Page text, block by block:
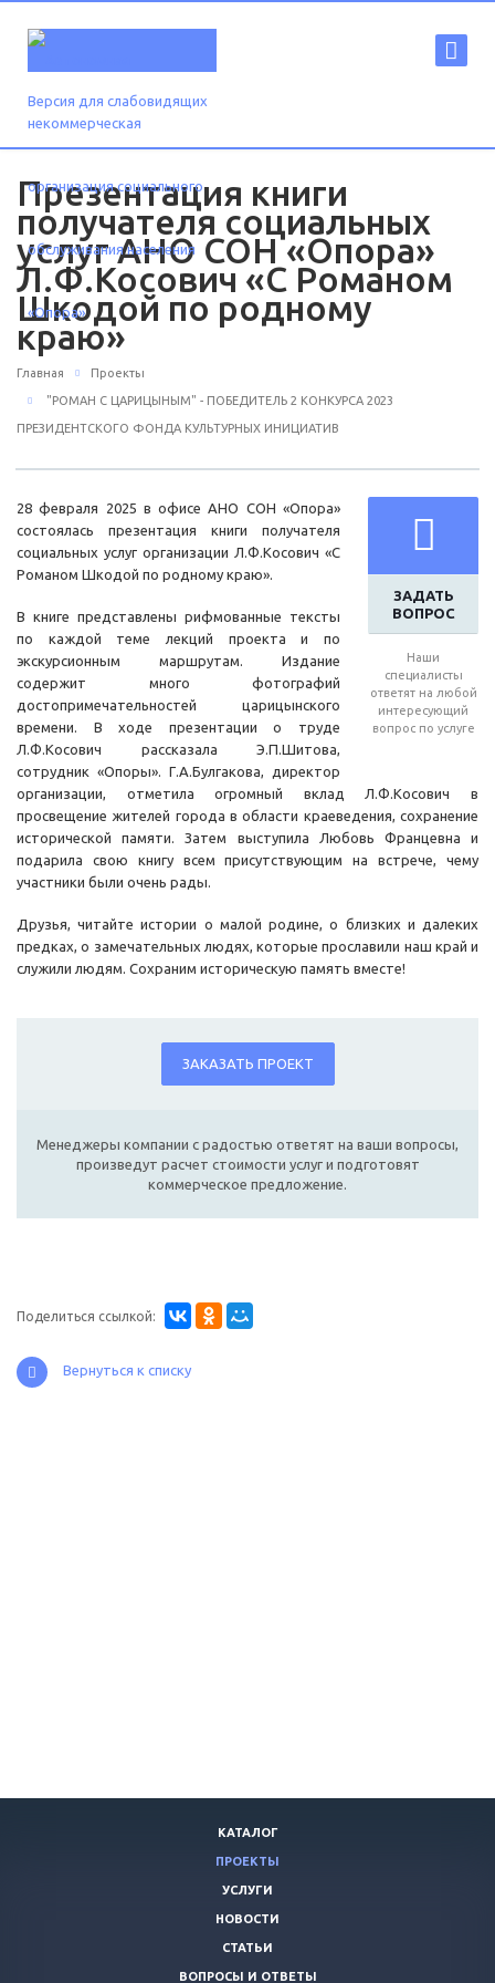
Версия для слабовидящих
Презентация книги
получателя социальных
услуг АНО СОН «Опора»
Л.Ф.Косович «С Романом
Шкодой по родному
краю»
Главная Проекты
"РОМАН С ЦАРИЦЫНЫМ" - ПОБЕДИТЕЛЬ 2 КОНКУРСА 2023
ПРЕЗИДЕНТСКОГО ФОНДА КУЛЬТУРНЫХ ИНИЦИАТИВ
ЗАДАТЬ
ВОПРОС
Наши
специалисты
ответят на любой
интересующий
вопрос по услуге
28 февраля 2025 в офисе АНО СОН «Опора»
состоялась презентация книги получателя
социальных услуг организации Л.Ф.Косович «С
Романом Шкодой по родному краю».
В книге представлены рифмованные тексты
по каждой теме лекций проекта и по
экскурсионным маршрутам. Издание
содержит много фотографий
достопримечательностей царицынского
времени. В ходе презентации о труде
Л.Ф.Косович рассказала Э.П.Шитова,
сотрудник «Опоры». Г.А.Булгакова, директор
организации, отметила огромный вклад Л.Ф.Косович в
просвещение жителей города в области краеведения, сохранение
исторической памяти. Затем выступила Любовь Францевна и
подарила свою книгу всем присутствующим на встрече, чему
участники были очень рады.
Друзья, читайте истории о малой родине, о близких и далеких
предках, о замечательных людях, которые прославили наш край и
служили людям. Сохраним историческую память вместе!
ЗАКАЗАТЬ ПРОЕКТ
Менеджеры компании с радостью ответят на ваши вопросы,
произведут расчет стоимости услуг и подготовят
коммерческое предложение.
Поделиться ссылкой:
Вернуться к списку
КАТАЛОГ
ПРОЕКТЫ
УСЛУГИ
НОВОСТИ
СТАТЬИ
ВОПРОСЫ И ОТВЕТЫ